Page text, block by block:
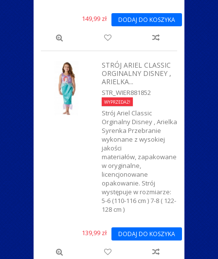
149,99 zł DODAJ DO KOSZYKA
STRÓJ ARIEL CLASSIC
ORGINALNY DISNEY ,
ARIELKA...
STR_WIER881852
WYPRZEDAŻ!
Strój Ariel Classic
Orginalny Disney , Arielka
Syrenka Przebranie
wykonane z wysokiej
jakości
materiałów, zapakowane
w oryginalne,
licencjonowane
opakowanie. Strój
występuje w rozmiarze:
5-6 (110-116 cm ) 7-8 ( 122-
128 cm )
139,99 zł DODAJ DO KOSZYKA